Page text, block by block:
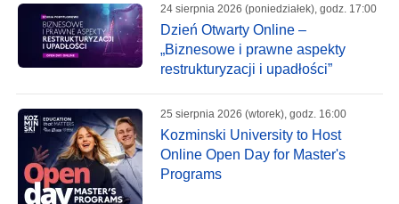
24 sierpnia 2026 (poniedziałek), godz. 17:00
Dzień Otwarty Online –
„Biznesowe i prawne aspekty
restrukturyzacji i upadłości”
25 sierpnia 2026 (wtorek), godz. 16:00
Kozminski University to Host
Online Open Day for Master's
Programs